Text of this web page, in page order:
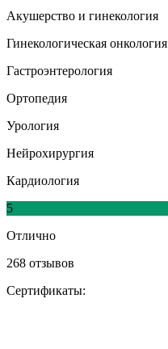
Акушерство и гинекология
Гинекологическая онкология
Гастроэнтерология
Ортопедия
Урология
Нейрохирургия
Кардиология
5
Отлично
268 отзывов
Сертификаты: